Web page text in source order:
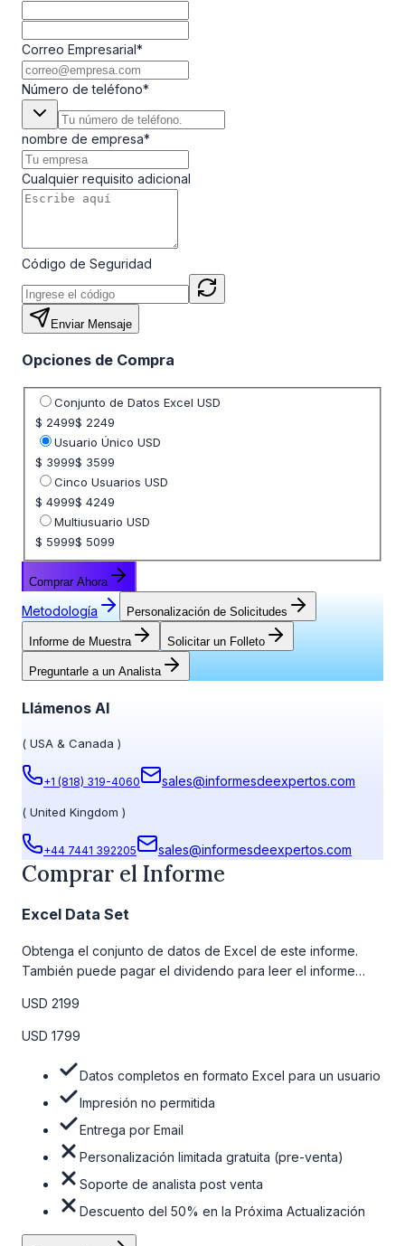
Correo Empresarial*
Número de teléfono*
nombre de empresa*
Cualquier requisito adicional
Código de Seguridad
Enviar Mensaje
Opciones de Compra
Seleccione opción de precio
Conjunto de Datos Excel USD
$ 2499$ 2249
Usuario Único USD
$ 3999$ 3599
Cinco Usuarios USD
$ 4999$ 4249
Multiusuario USD
$ 5999$ 5099
Comprar Ahora
Metodología Personalización de Solicitudes
Informe de Muestra Solicitar un Folleto
Preguntarle a un Analista
Llámenos Al
( USA & Canada )
+1 (818) 319-4060 sales@informesdeexpertos.com
( United Kingdom )
+44 7441 392205 sales@informesdeexpertos.com
Comprar el Informe
Excel Data Set
Obtenga el conjunto de datos de Excel de este informe.
También puede pagar el dividendo para leer el informe
la tabla de precios a continuación.
USD 2199
USD 1799
Datos completos en formato Excel para un usuario
Impresión no permitida
Entrega por Email
Personalización limitada gratuita (pre-venta)
Soporte de analista post venta
Descuento del 50% en la Próxima Actualización